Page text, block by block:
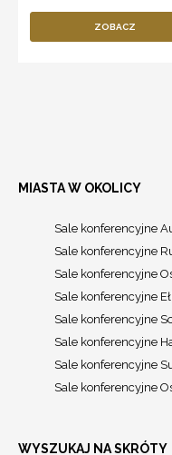
ZOBACZ
MIASTA W OKOLICY
Sale konferencyjne
Sale konferencyjne
Sale konferencyjne
Sale konferencyjne
Sale konferencyjne
Sale konferencyjne
Sale konferencyjne
Sale konferencyjne
WYSZUKAJ NA SKRÓTY